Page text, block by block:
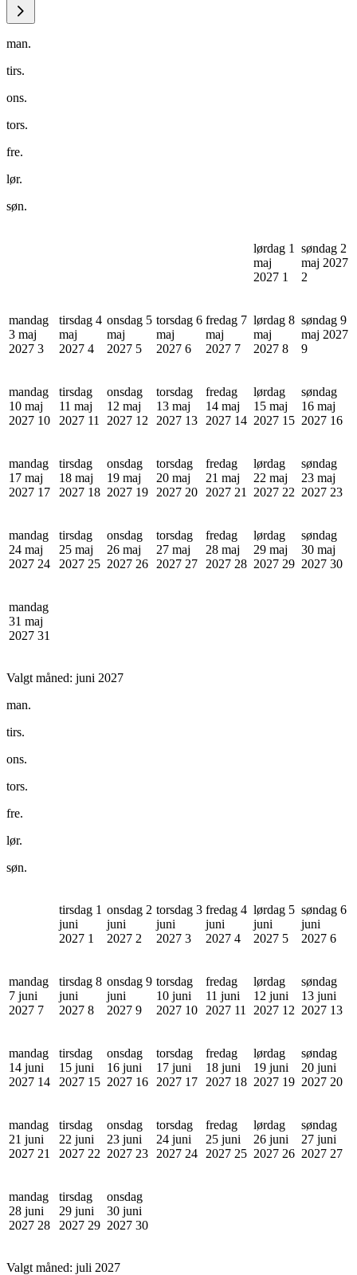
man.
tirs.
ons.
tors.
fre.
lør.
søn.
lørdag 1
maj
2027 1
søndag 2
maj 2027
2
mandag
3 maj
2027 3
tirsdag 4
maj
2027 4
onsdag 5
maj
2027 5
torsdag 6
maj
2027 6
fredag 7
maj
2027 7
lørdag 8
maj
2027 8
søndag 9
maj 2027
9
mandag
10 maj
2027 10
tirsdag
11 maj
2027 11
onsdag
12 maj
2027 12
torsdag
13 maj
2027 13
fredag
14 maj
2027 14
lørdag
15 maj
2027 15
søndag
16 maj
2027 16
mandag
17 maj
2027 17
tirsdag
18 maj
2027 18
onsdag
19 maj
2027 19
torsdag
20 maj
2027 20
fredag
21 maj
2027 21
lørdag
22 maj
2027 22
søndag
23 maj
2027 23
mandag
24 maj
2027 24
tirsdag
25 maj
2027 25
onsdag
26 maj
2027 26
torsdag
27 maj
2027 27
fredag
28 maj
2027 28
lørdag
29 maj
2027 29
søndag
30 maj
2027 30
mandag
31 maj
2027 31
Valgt måned: juni 2027
man.
tirs.
ons.
tors.
fre.
lør.
søn.
tirsdag 1
juni
2027 1
onsdag 2
juni
2027 2
torsdag 3
juni
2027 3
fredag 4
juni
2027 4
lørdag 5
juni
2027 5
søndag 6
juni
2027 6
mandag
7 juni
2027 7
tirsdag 8
juni
2027 8
onsdag 9
juni
2027 9
torsdag
10 juni
2027 10
fredag
11 juni
2027 11
lørdag
12 juni
2027 12
søndag
13 juni
2027 13
mandag
14 juni
2027 14
tirsdag
15 juni
2027 15
onsdag
16 juni
2027 16
torsdag
17 juni
2027 17
fredag
18 juni
2027 18
lørdag
19 juni
2027 19
søndag
20 juni
2027 20
mandag
21 juni
2027 21
tirsdag
22 juni
2027 22
onsdag
23 juni
2027 23
torsdag
24 juni
2027 24
fredag
25 juni
2027 25
lørdag
26 juni
2027 26
søndag
27 juni
2027 27
mandag
28 juni
2027 28
tirsdag
29 juni
2027 29
onsdag
30 juni
2027 30
Valgt måned: juli 2027